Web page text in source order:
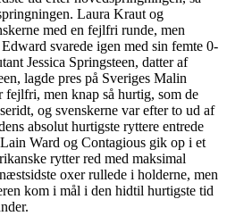
Laura Kraut og
med en fejlfri runde, men
svarede igen med sin femte 0-
Jessica Springsteen, datter af
lagde pres på Sveriges Malin
fejlfri, men knap så hurtig, som de
og svenskerne var efter to ud af
absolut hurtigste ryttere entrede
Ward og Contagious gik op i et
rytter red med maksimal
oxer rullede i holderne, men
kom i mål i den hidtil hurtigste tid